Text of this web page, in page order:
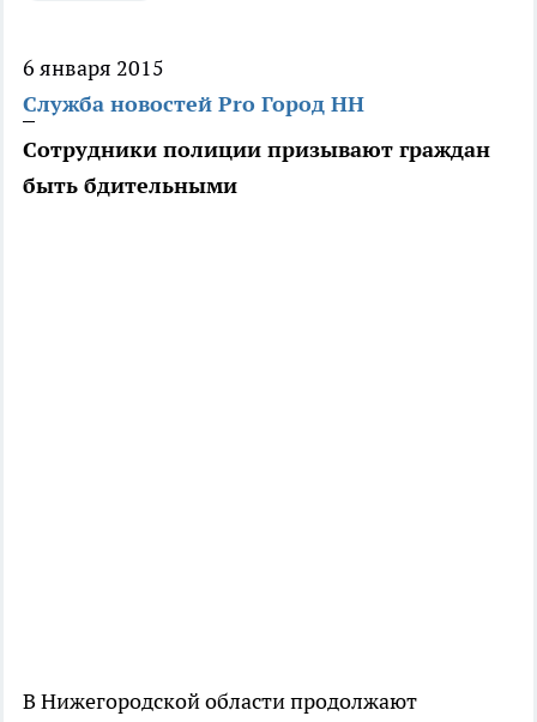
6 января 2015
Служба новостей Pro Город НН
Сотрудники полиции призывают граждан
быть бдительными
В Нижегородской области продолжают